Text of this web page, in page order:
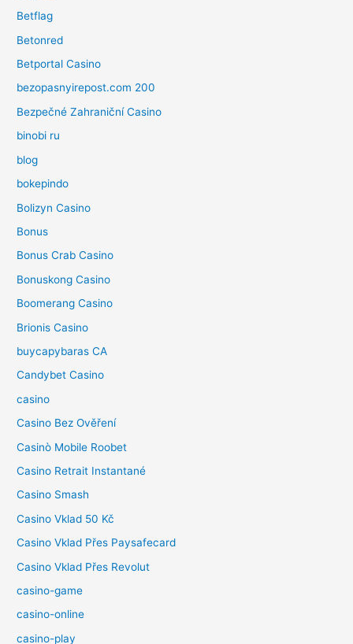
Betflag
Betonred
Betportal Casino
bezopasnyirepost.com 200
Bezpečné Zahraniční Casino
binobi ru
blog
bokepindo
Bolizyn Casino
Bonus
Bonus Crab Casino
Bonuskong Casino
Boomerang Casino
Brionis Casino
buycapybaras CA
Candybet Casino
casino
Casino Bez Ověření
Casinò Mobile Roobet
Casino Retrait Instantané
Casino Smash
Casino Vklad 50 Kč
Casino Vklad Přes Paysafecard
Casino Vklad Přes Revolut
casino-game
casino-online
casino-play